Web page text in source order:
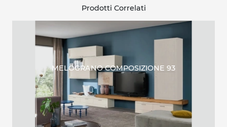
Prodotti Correlati
MELOGRANO COMPOSIZIONE 93